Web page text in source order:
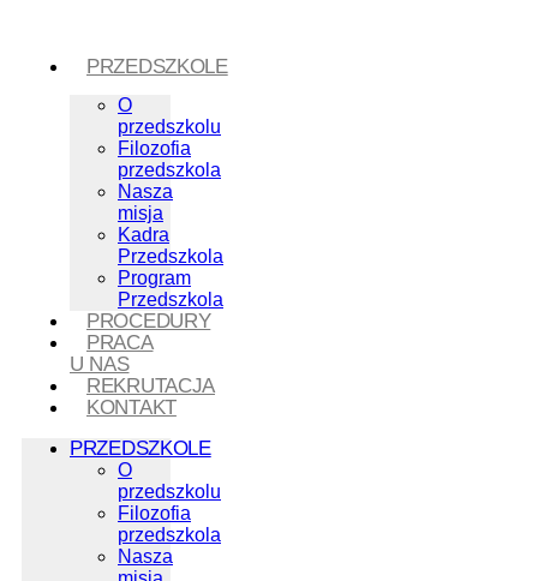
PRZEDSZKOLE
O
przedszkolu
Filozofia
przedszkola
Nasza
misja
Kadra
Przedszkola
Program
Przedszkola
PROCEDURY
PRACA
U NAS
REKRUTACJA
KONTAKT
PRZEDSZKOLE
O
przedszkolu
Filozofia
przedszkola
Nasza